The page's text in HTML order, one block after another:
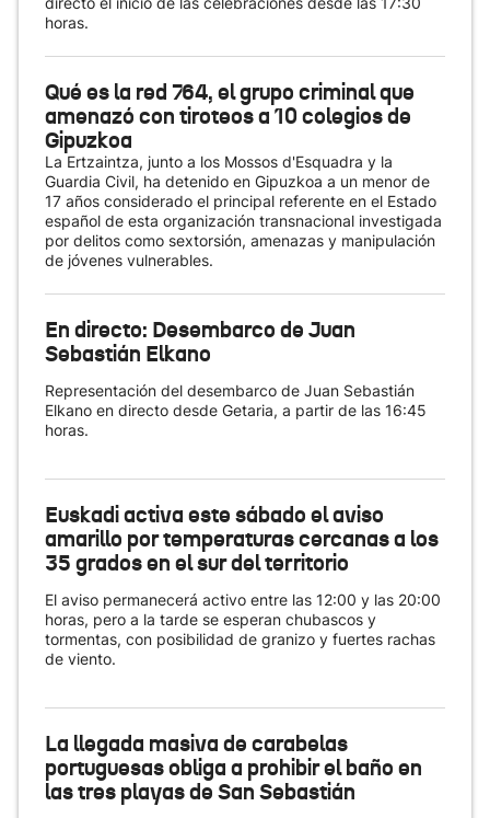
horas.
Qué es la red 764, el grupo criminal que
amenazó con tiroteos a 10 colegios de
Gipuzkoa
La Ertzaintza, junto a los Mossos d'Esquadra y la
Guardia Civil, ha detenido en Gipuzkoa a un menor de
17 años considerado el principal referente en el Estado
español de esta organización transnacional investigada
por delitos como sextorsión, amenazas y manipulación
de jóvenes vulnerables.
En directo: Desembarco de Juan
Sebastián Elkano
Representación del desembarco de Juan Sebastián
Elkano en directo desde Getaria, a partir de las 16:45
horas.
Euskadi activa este sábado el aviso
amarillo por temperaturas cercanas a los
35 grados en el sur del territorio
El aviso permanecerá activo entre las 12:00 y las 20:00
horas, pero a la tarde se esperan chubascos y
tormentas, con posibilidad de granizo y fuertes rachas
de viento.
La llegada masiva de carabelas
portuguesas obliga a prohibir el baño en
las tres playas de San Sebastián